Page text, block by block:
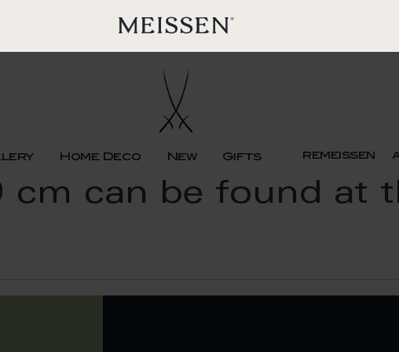
Home Deco New Gifts remeissen
cm can be found at